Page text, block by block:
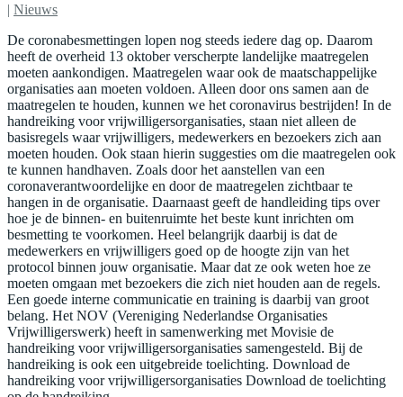
| Nieuws
De coronabesmettingen lopen nog steeds iedere dag op. Daarom
heeft de overheid 13 oktober verscherpte landelijke maatregelen
moeten aankondigen. Maatregelen waar ook de maatschappelijke
organisaties aan moeten voldoen. Alleen door ons samen aan de
maatregelen te houden, kunnen we het coronavirus bestrijden! In de
handreiking voor vrijwilligersorganisaties, staan niet alleen de
basisregels waar vrijwilligers, medewerkers en bezoekers zich aan
moeten houden. Ook staan hierin suggesties om die maatregelen ook
te kunnen handhaven. Zoals door het aanstellen van een
coronaverantwoordelijke en door de maatregelen zichtbaar te
hangen in de organisatie. Daarnaast geeft de handleiding tips over
hoe je de binnen- en buitenruimte het beste kunt inrichten om
besmetting te voorkomen. Heel belangrijk daarbij is dat de
medewerkers en vrijwilligers goed op de hoogte zijn van het
protocol binnen jouw organisatie. Maar dat ze ook weten hoe ze
moeten omgaan met bezoekers die zich niet houden aan de regels.
Een goede interne communicatie en training is daarbij van groot
belang. Het NOV (Vereniging Nederlandse Organisaties
Vrijwilligerswerk) heeft in samenwerking met Movisie de
handreiking voor vrijwilligersorganisaties samengesteld. Bij de
handreiking is ook een uitgebreide toelichting. Download de
handreiking voor vrijwilligersorganisaties Download de toelichting